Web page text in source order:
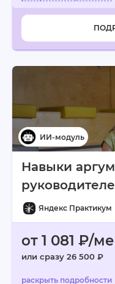
Навыки
Яндекс Практикум
от 1 081 ₽/
или сразу 26 500 ₽